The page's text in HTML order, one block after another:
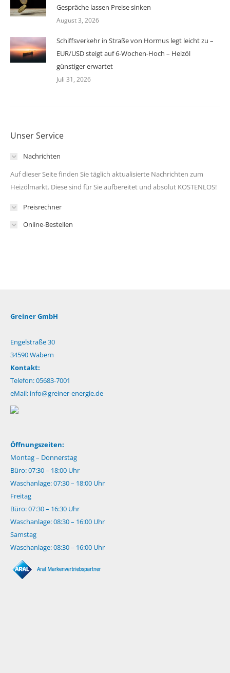
Gespräche lassen Preise sinken
August 3, 2026
Schiffsverkehr in Straße von Hormus legt leicht zu –
EUR/USD steigt auf 6-Wochen-Hoch – Heizöl
günstiger erwartet
Juli 31, 2026
Unser Service
Nachrichten
Auf dieser Seite finden Sie täglich aktualisierte Nachrichten zum
Heizölmarkt. Diese sind für Sie aufbereitet und absolut KOSTENLOS!
Preisrechner
Online-Bestellen
Greiner GmbH
Engelstraße 30
34590 Wabern
Kontakt:
Telefon: 05683-7001
eMail: info@greiner-energie.de
Öffnungszeiten:
Montag – Donnerstag
Büro: 07:30 – 18:00 Uhr
Waschanlage: 07:30 – 18:00 Uhr
Freitag
Büro: 07:30 – 16:30 Uhr
Waschanlage: 08:30 – 16:00 Uhr
Samstag
Waschanlage: 08:30 – 16:00 Uhr